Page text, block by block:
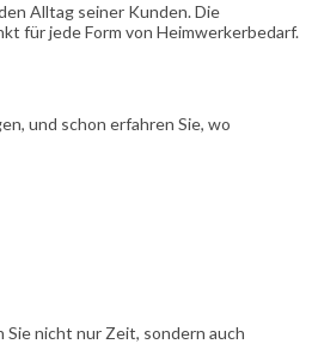
Alltag seiner Kunden. Die
für jede Form von Heimwerkerbedarf.
und schon erfahren Sie, wo
nicht nur Zeit, sondern auch